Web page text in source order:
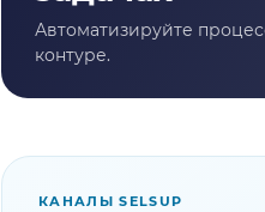
КАНАЛЫ SELSUP